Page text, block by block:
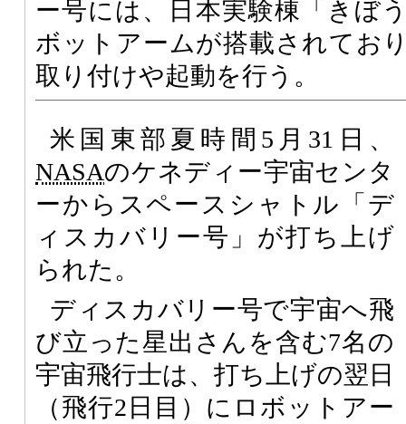
ー号には、日本実験棟「きぼ
ボットアームが搭載されてお
取り付けや起動を行う。
米国東部夏時間5月31日、
NASAのケネディー宇宙センタ
ーからスペースシャトル「デ
ィスカバリー号」が打ち上げ
られた。
ディスカバリー号で宇宙へ飛
び立った星出さんを含む7名の
宇宙飛行士は、打ち上げの翌日
（飛行2日目）にロボットアー